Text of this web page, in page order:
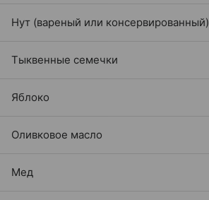
Нут (вареный или консервированный)
Тыквенные семечки
Яблоко
Оливковое масло
Мед